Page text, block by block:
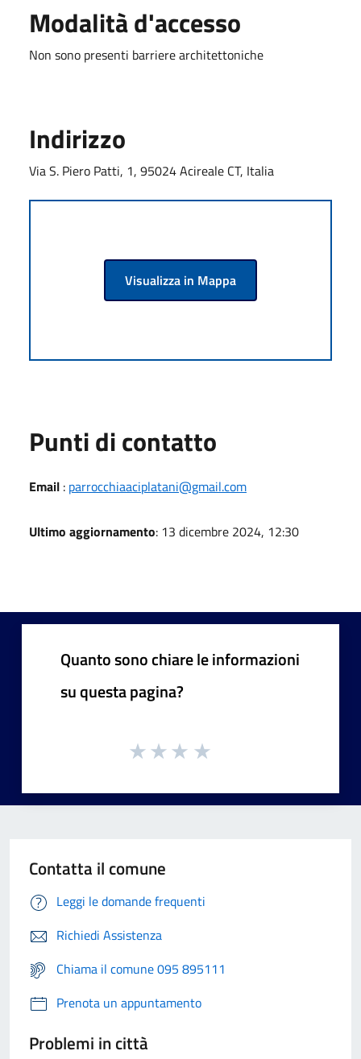
Modalità d'accesso
Non sono presenti barriere architettoniche
Indirizzo
Via S. Piero Patti, 1, 95024 Acireale CT, Italia
Visualizza in Mappa
Punti di contatto
Email : parrocchiaaciplatani@gmail.com
Ultimo aggiornamento: 13 dicembre 2024, 12:30
Quanto sono chiare le informazioni
su questa pagina?
Contatta il comune
Leggi le domande frequenti
Richiedi Assistenza
Chiama il comune 095 895111
Prenota un appuntamento
Problemi in città